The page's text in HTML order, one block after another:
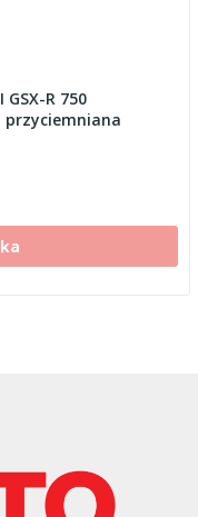
R 750
przyciemniana